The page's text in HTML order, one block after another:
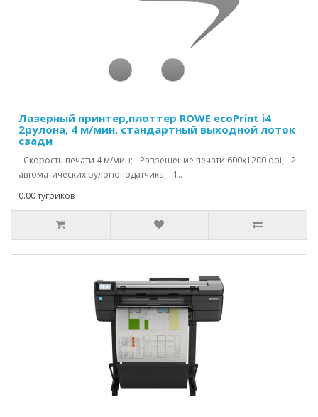
Лазерный принтер,плоттер ROWE ecoPrint i4
2рулона, 4 м/мин, стандартный выходной лоток
сзади
- Скорость печати 4 м/мин; - Разрешение печати 600х1200 dpi; - 2
автоматических рулоноподатчика; - 1..
0.00 тугриков